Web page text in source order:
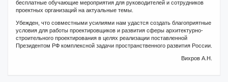
бесплатные обучающие мероприятия для руководителей и сотрудников
проектных организаций на актуальные темы.
Убежден, что совместными усилиями нам удастся создать благоприятные
условия для работы проектировщиков и развития сферы архитектурно-
строительного проектирования в целях реализации поставленной
Президентом РФ комплексной задачи пространственного развития России.
Вихров А.Н.